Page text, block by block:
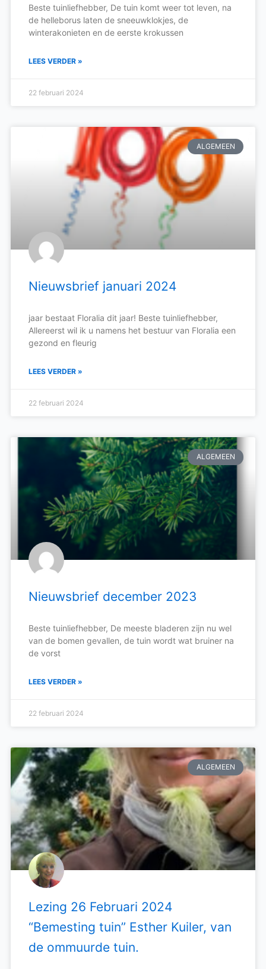
Beste tuinliefhebber, De tuin komt weer tot leven, na
de helleborus laten de sneeuwklokjes, de
winterakonieten en de eerste krokussen
LEES VERDER »
22 februari 2024
ALGEMEEN
Nieuwsbrief januari 2024
jaar bestaat Floralia dit jaar! Beste tuinliefhebber,
Allereerst wil ik u namens het bestuur van Floralia een
gezond en fleurig
LEES VERDER »
22 februari 2024
ALGEMEEN
Nieuwsbrief december 2023
Beste tuinliefhebber, De meeste bladeren zijn nu wel
van de bomen gevallen, de tuin wordt wat bruiner na
de vorst
LEES VERDER »
22 februari 2024
ALGEMEEN
Lezing 26 Februari 2024
“Bemesting tuin” Esther Kuiler, van
de ommuurde tuin.